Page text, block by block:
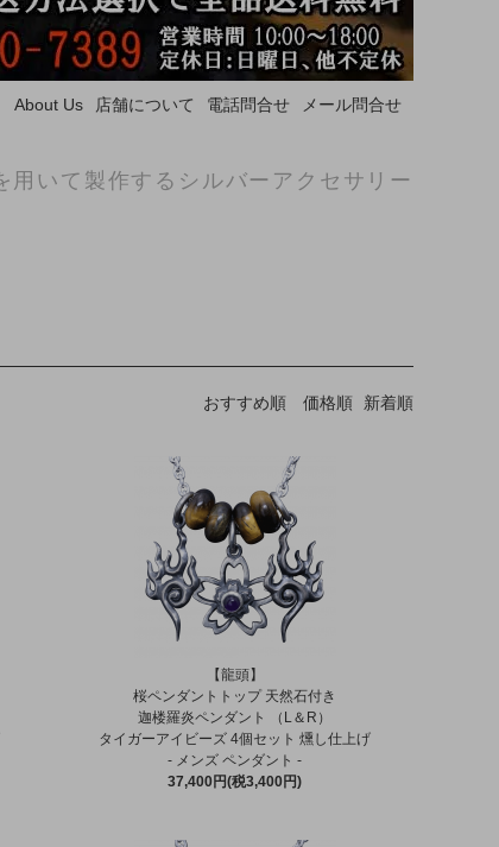
About Us 店舗について 電話問合せ メール問合せ
用いて製作するシルバーアクセサリー
おすすめ順 価格順 新着順
【龍頭】
桜ペンダントトップ 天然石付き
迦楼羅炎ペンダント （L＆R）
タイガーアイビーズ 4個セット 燻し仕上げ
- メンズ ペンダント -
37,400円(税3,400円)